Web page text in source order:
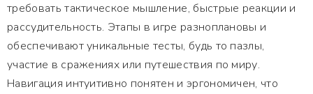
требовать тактическое мышление, быстрые реакции и
рассудительность. Этапы в игре разноплановы и
обеспечивают уникальные тесты, будь то пазлы,
участие в сражениях или путешествия по миру.
Навигация интуитивно понятен и эргономичен, что